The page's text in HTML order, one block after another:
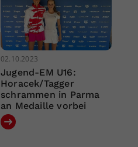
02.10.2023
Jugend-EM U16:
Horacek/Tagger
schrammen in Parma
an Medaille vorbei